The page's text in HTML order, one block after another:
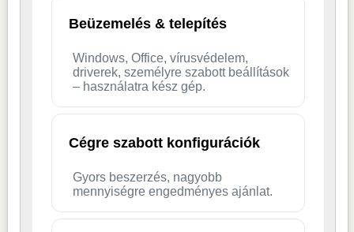
Beüzemelés & telepítés
Windows, Office, vírusvédelem,
driverek, személyre szabott beállítások
– használatra kész gép.
Cégre szabott konfigurációk
Gyors beszerzés, nagyobb
mennyiségre engedményes ajánlat.